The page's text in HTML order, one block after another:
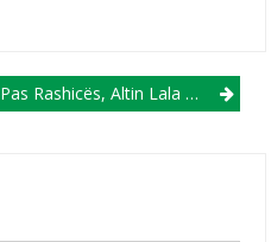
Pas Rashicës, Altin Lala Merr Në Menaxhim Edhe Një Talent Tjetër Kosovar!